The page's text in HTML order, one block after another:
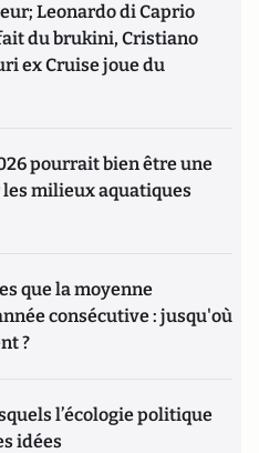
Leonardo di Caprio
du brukini, Cristiano
ex Cruise joue du
pourrait bien être une
milieux aquatiques
que la moyenne
consécutive : jusqu'où
?
l’écologie politique
idées